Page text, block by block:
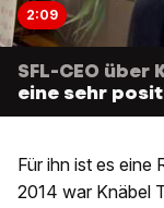
2:09
SFL-CEO über
eine sehr
Für ihn ist es eine
2014 war Knäbel